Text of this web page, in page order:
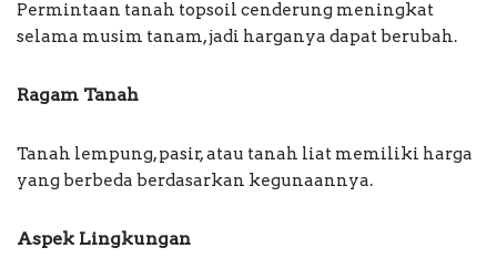
Permintaan tanah topsoil cenderung meningkat
selama musim tanam, jadi harganya dapat berubah.
Ragam Tanah
Tanah lempung, pasir, atau tanah liat memiliki harga
yang berbeda berdasarkan kegunaannya.
Aspek Lingkungan